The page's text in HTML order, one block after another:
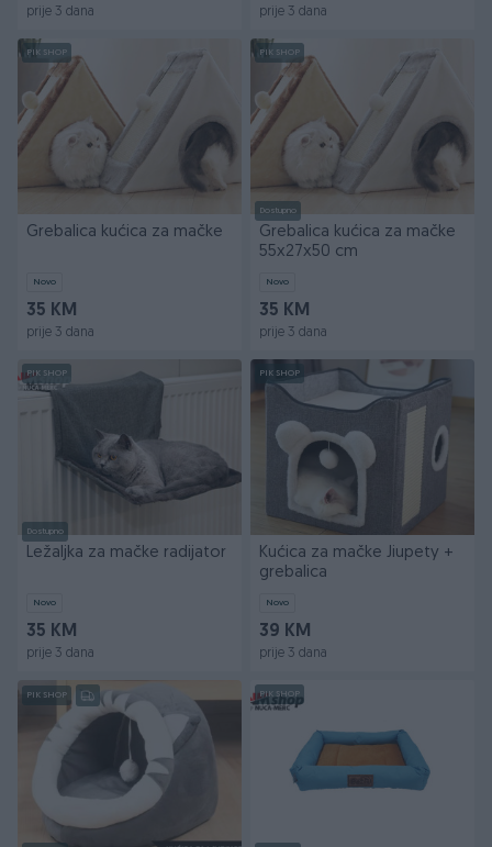
prije 3 dana prije 3 dana
PIK SHOP
Grebalica kućica za mačke
Novo
35 KM
prije 3 dana
PIK SHOP
Dostupno
Grebalica kućica za mačke
55x27x50 cm
Novo
35 KM
prije 3 dana
PIK SHOP
Dostupno
Ležaljka za mačke radijator
Novo
35 KM
prije 3 dana
PIK SHOP
Kućica za mačke Jiupety +
grebalica
Novo
39 KM
prije 3 dana
PIK SHOP PIK SHOP